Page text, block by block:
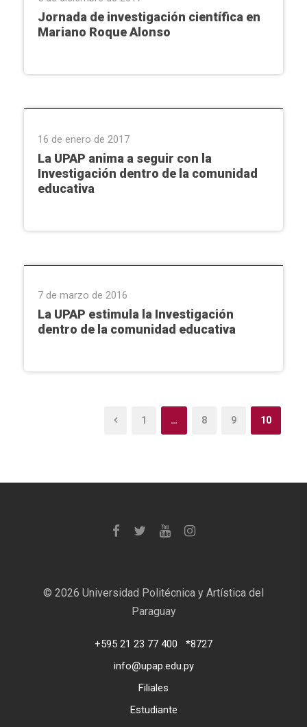
Jornada de investigación científica en
Mariano Roque Alonso
16 de enero de 2017
La UPAP anima a seguir con la
Investigación dentro de la comunidad
educativa
7 de marzo de 2016
La UPAP estimula la Investigación
dentro de la comunidad educativa
1 … 8 9 10
© 2026 Universidad Politécnica y Artística del
Paraguay
+595 21 23 77 400
*8727
info@upap.edu.py
Filiales
Estudiante